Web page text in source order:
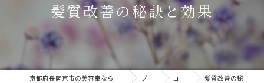
髪質改善の秘訣と効果
京都府長岡京市の美容室ならSUN-ZEN HAIR ブログ コラム 髪質改善の秘訣と効果